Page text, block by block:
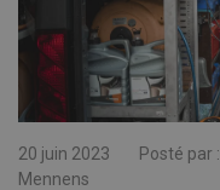
20 juin 2023 Posté par :
Mennens